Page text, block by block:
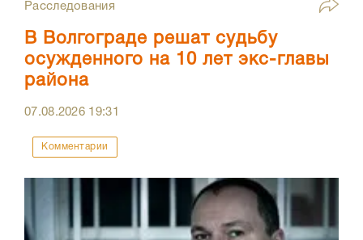
Расследования
В Волгограде решат судьбу
осужденного на 10 лет экс-главы
района
07.08.2026 19:31
Комментарии